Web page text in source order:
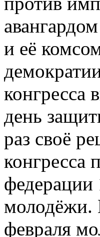
и её
конгресса
день
раз своё
конгресса
молодёжи.
февраля